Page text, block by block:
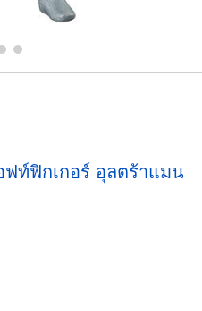
ฬา
ท์ฟิกเกอร์ อุลตร้าแมน